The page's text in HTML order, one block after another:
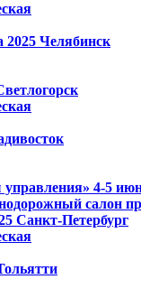
2025 Челябинск
4-5
салон
Санкт-Петербург